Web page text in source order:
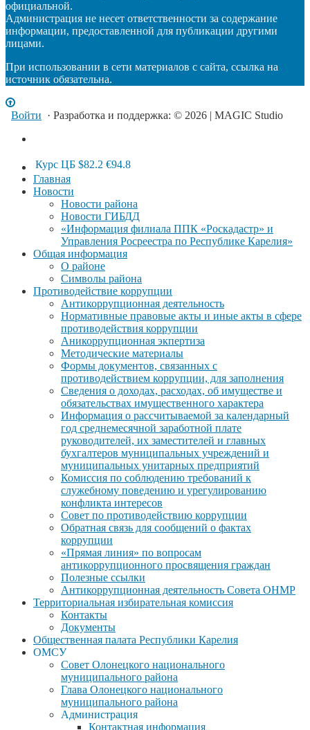
официальной.
Администрация не несет ответственности за содержание
информации, предоставленной для публикации другими
лицами.
При использовании в сети материалов с сайта, ссылка на
источник обязательна.
Войти · Разработка и поддержка: © 2026 | MAGIC Studio
Курс ЦБ $82.2 €94.8
Главная
Новости
Новости района
Новости ГИБДД
«Информация филиала ППК «Роскадастр» и
Управления Росреестра по Республике Карелия»
Общая информация
О районе
Символы района
Противодействие коррупции
Антикоррупционная деятельность
Нормативные правовые акты и иные акты в сфере
противодействия коррупции
Аникоррупционная экпертиза
Методические материалы
Формы документов, связанных с
противодействием коррупции, для заполнения
Сведения о доходах, расходах, об имуществе и
обязательствах имущественного характера
Информация о рассчитываемой за календарный
год среднемесячной заработной плате
руководителей, их заместителей и главных
бухгалтеров муниципальных учреждений и
муниципальных унитарных предприятий
Комиссия по соблюдению требований к
служебному поведению и урегулированию
конфликта интересов
Совет по противодействию коррупции
Обратная связь для сообщений о фактах
коррупции
«Прямая линия» по вопросам
антикоррупционного просвящения граждан
Полезные ссылки
Антикоррупционная деятельность Совета ОНМР
Территориальная избирательная комиссия
Контакты
Документы
Общественная палата Республики Карелия
ОМСУ
Совет Олонецкого национального
муниципального района
Глава Олонецкого национального
муниципального района
Администрация
Контактная информация